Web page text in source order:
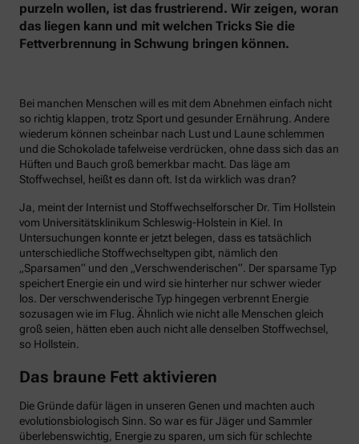
purzeln wollen, ist das frustrierend. Wir zeigen, woran
das liegen kann und mit welchen Tricks Sie die
Fettverbrennung in Schwung bringen können.
Bei manchen Menschen will es mit dem Abnehmen einfach nicht
so richtig klappen, trotz Sport und gesunder Ernährung. Andere
wiederum können scheinbar nach Lust und Laune schlemmen
und die Schokolade tafelweise verdrücken, ohne dass sich das an
Hüften und Bauch groß bemerkbar macht. Das läge am
Stoffwechsel, heißt es dann oft. Ist da wirklich was dran?
Ja, meint der Internist und Stoffwechselforscher Dr. Tim Hollstein
vom Universitätsklinikum Schleswig-Holstein in Kiel. In
Untersuchungen konnte er jetzt belegen, dass es tatsächlich
unterschiedliche Stoffwechseltypen gibt, nämlich den
„Sparsamen“ und den „Verschwenderischen“. Der sparsame Typ
speichert Energie ein und wird sie hinterher nur schwer wieder
los. Der verschwenderische Typ hingegen verbrennt Energie
sozusagen wie im Flug. Ähnlich wie nicht alle Menschen gleich
groß seien, hätten eben auch nicht alle denselben Stoffwechsel,
so Hollstein.
Das braune Fett aktivieren
Die Gründe dafür lägen in unseren Genen und machten auch
evolutionsbiologisch Sinn. So war es für Jäger und Sammler
überlebenswichtig, Energie zu sparen, um sich für schlechte